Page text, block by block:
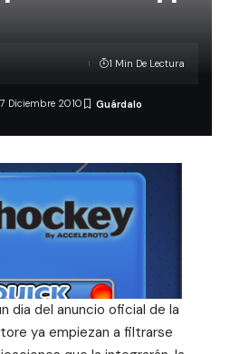
Diciembre 2010
1 Min De Lectura
dia del anuncio oficial de la
ya empiezan a filtrarse